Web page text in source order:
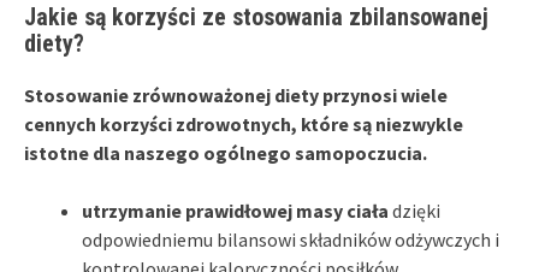
Jakie są korzyści ze stosowania zbilansowanej
diety?
Stosowanie zrównoważonej diety przynosi wiele
cennych korzyści zdrowotnych, które są niezwykle
istotne dla naszego ogólnego samopoczucia.
utrzymanie prawidłowej masy ciała dzięki
odpowiedniemu bilansowi składników odżywczych i